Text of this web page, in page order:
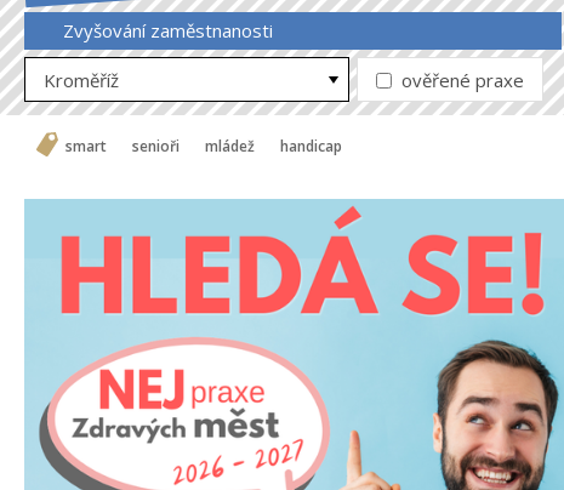
Zvyšování zaměstnanosti
Kroměříž ověřené praxe
smart senioři mládež handicap